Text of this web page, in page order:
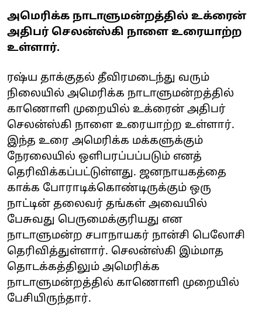
அமெரிக்க நாடாளுமன்றத்தில் உக்ரைன்
அதிபர் செலன்ஸ்கி நாளை உரையாற்ற
உள்ளார்.
ரஷ்ய தாக்குதல் தீவிரமடைந்து வரும்
நிலையில் அமெரிக்க நாடாளுமன்றத்தில்
காணொளி முறையில் உக்ரைன் அதிபர்
செலன்ஸ்கி நாளை உரையாற்ற உள்ளார்.
இந்த உரை அமெரிக்க மக்களுக்கும்
நேரலையில் ஒளிபரப்பப்படும் எனத்
தெரிவிக்கப்பட்டுள்ளது. ஜனநாயகத்தை
காக்க போராடிக்கொண்டிருக்கும் ஒரு
நாட்டின் தலைவர் தங்கள் அவையில்
பேசுவது பெருமைக்குரியது என
நாடாளுமன்ற சபாநாயகர் நான்சி பெலோசி
தெரிவித்துள்ளார். செலன்ஸ்கி இம்மாத
தொடக்கத்திலும் அமெரிக்க
நாடாளுமன்றத்தில் காணொளி முறையில்
பேசியிருந்தார்.